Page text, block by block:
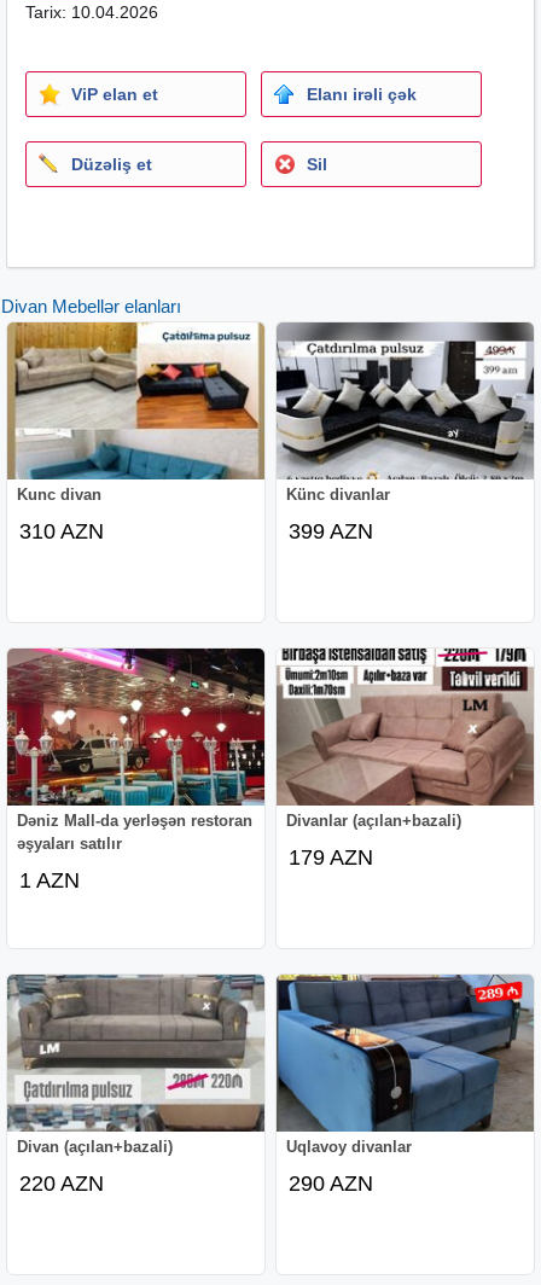
12 ay ayda 54₼
18 ay ayda 39₼
--
Oturacağın eni: 150 sm.
6 ay ayda 117₼
Geniş, qalın və yumşaq oturacağa malik bu konseptin
funksionallığı məhsulu daha maraqlı və səmərəli edir.
Üstəlik əşya və geyimləri yerləşdirmək üçün bazası da
Ölçüləri: 160*87*107 (açılışda 160*180*107)
Mex.: Amerikanka (bazalı)
--
@mebelmanplussizlərə indi daha sərfəli qiymətlərlə daha
mükəmməl mebellər təklif edir.
--
#divanlar #amerikanka #mebelalemi #mebel
#mebelmanplus #endirim #keşfet #love #capcut #trending
Tarix: 10.04.2026
ViP elan et Elanı irəli çək
Düzəliş et Sil
Divan Mebellər elanları
Kunc divan
310 AZN
Künc divanlar
399 AZN
Dəniz Mall-da yerləşən restoran
əşyaları satılır
1 AZN
Divanlar (açılan+bazali)
179 AZN
Divan (açılan+bazali)
220 AZN
Uqlavoy divanlar
290 AZN